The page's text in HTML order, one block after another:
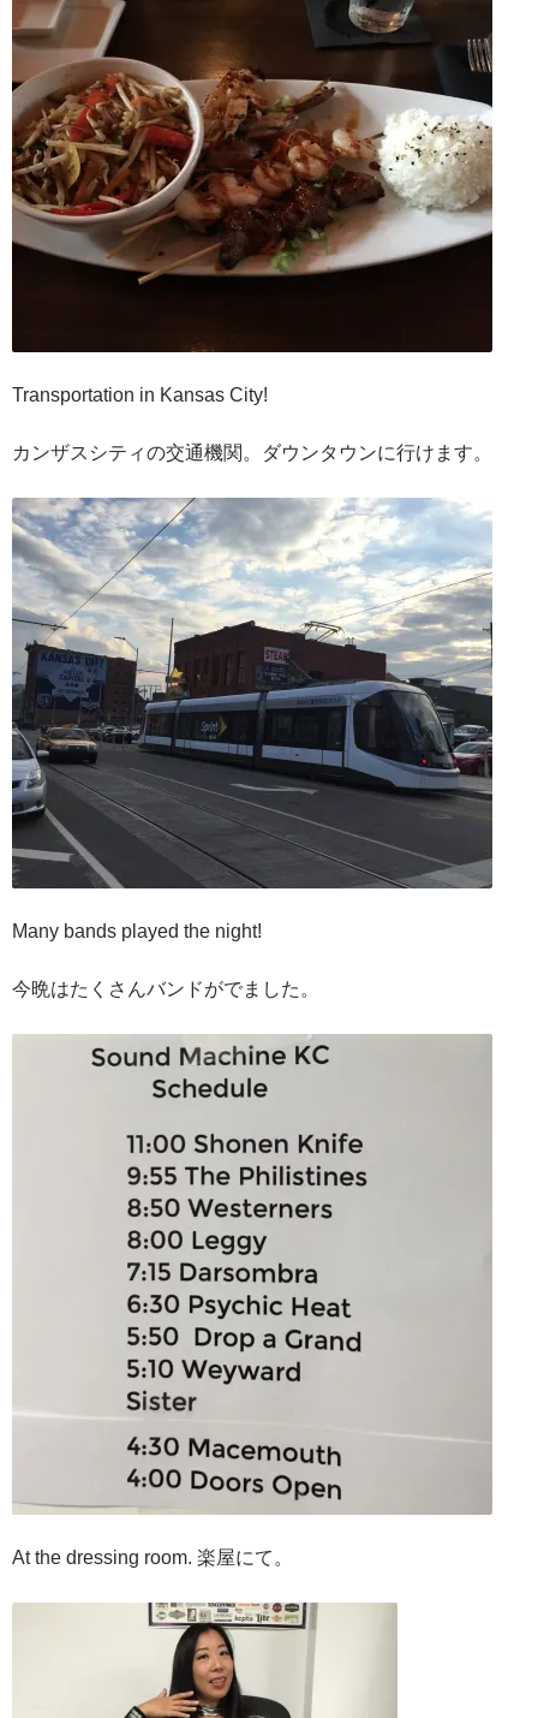
Transportation in Kansas City!
カンザスシティの交通機関。ダウンタウンに行けます。
Many bands played the night!
今晩はたくさんバンドがでました。
At the dressing room. 楽屋にて。